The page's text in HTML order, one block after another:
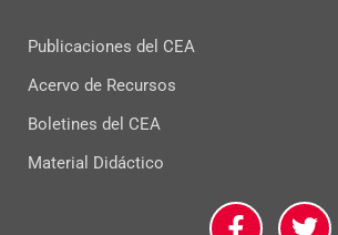
Publicaciones del CEA
Acervo de Recursos
Boletines del CEA
Material Didáctico